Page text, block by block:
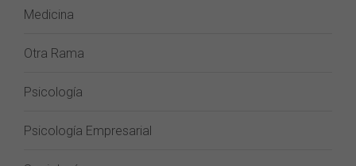
Medicina
Otra Rama
Psicología
Psicología Empresarial